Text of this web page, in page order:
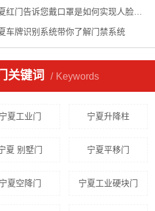
红门告诉您戴口罩是如何实现人脸识别的？
车牌识别系统带你了解门禁系统
关键词 Keywords
宁夏工业门 宁夏升降柱
夏 别墅门 宁夏平移门
宁夏空降门 宁夏工业硬块门